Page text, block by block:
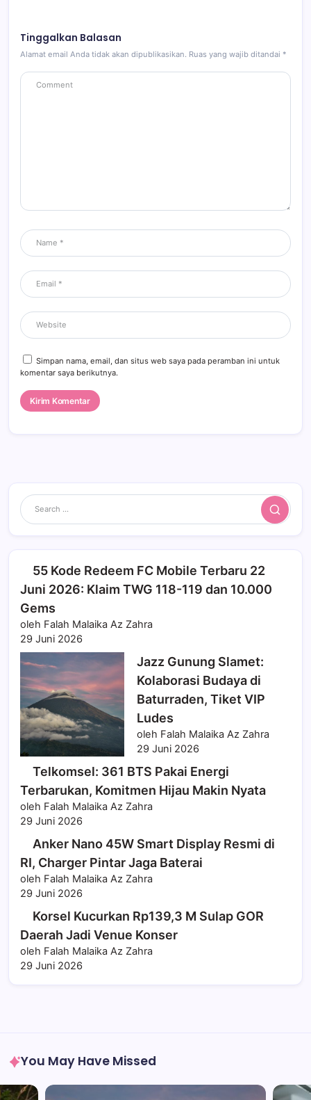
Tinggalkan Balasan
Alamat email Anda tidak akan dipublikasikan. Ruas yang wajib ditandai *
Simpan nama, email, dan situs web saya pada peramban ini untuk
komentar saya berikutnya.
Search
55 Kode Redeem FC Mobile Terbaru 22
Juni 2026: Klaim TWG 118-119 dan 10.000
Gems
oleh Falah Malaika Az Zahra
29 Juni 2026
Jazz Gunung Slamet:
Kolaborasi Budaya di
Baturraden, Tiket VIP
Ludes
oleh Falah Malaika Az Zahra
29 Juni 2026
Telkomsel: 361 BTS Pakai Energi
Terbarukan, Komitmen Hijau Makin Nyata
oleh Falah Malaika Az Zahra
29 Juni 2026
Anker Nano 45W Smart Display Resmi di
RI, Charger Pintar Jaga Baterai
oleh Falah Malaika Az Zahra
29 Juni 2026
Korsel Kucurkan Rp139,3 M Sulap GOR
Daerah Jadi Venue Konser
oleh Falah Malaika Az Zahra
29 Juni 2026
You May Have Missed